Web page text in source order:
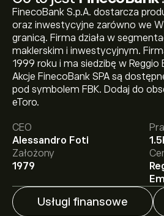
FinecoBank S.p.A. dostarcza
oraz inwestycyjne zarówno we
granicą. Firma działa w
maklerskim i inwestycyjnym.
1999 roku i ma siedzibę w Reggio
Akcje FinecoBank SPA są
pod symbolem FBK. Dodaj do
eToro.
CEO
Alessandro Foti
Założony
1979
Usługi finansowe
Aktualna cena instrumentu:
Średnia cena docelowa dla
wynosi 24.650‎€‎.
Zarejestruj się
szczegółowe prognozy
Analitycy oferują prognozy dla
FinecoBank w oparciu o trendy
finansowe i przewidywany